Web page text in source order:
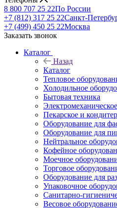
8 800 707 25 22По России
+7 (812) 317 25 22Санкт-
+7 (499) 450 25 22Москва
Заказать звонок
Каталог
Назад
Каталог
Тепловое
Холодильное
Бытовая техника
Пекарское и
Оборудование для
Оборудование для
Нейтральное
Кофейное
Моечное
Торговое
Оборудование для
Упаковочное
Санитарно-
Весовое